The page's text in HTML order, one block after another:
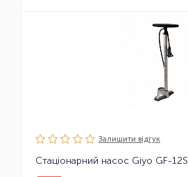
Залишити вiдгук
Стаціонарний насос Giyo GF-12S